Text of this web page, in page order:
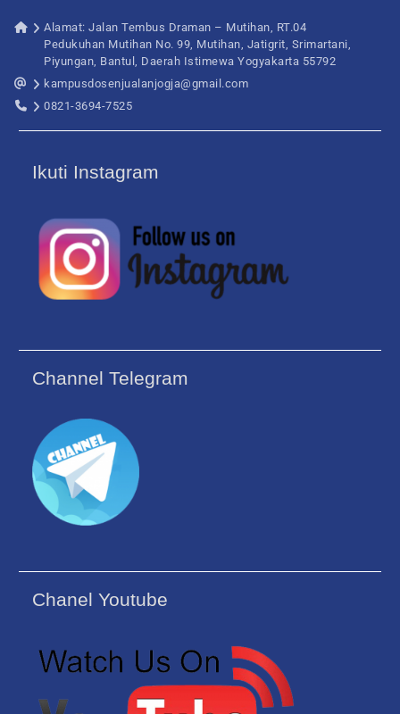
Alamat: Jalan Tembus Draman – Mutihan, RT.04
Pedukuhan Mutihan No. 99, Mutihan, Jatigrit, Srimartani,
Piyungan, Bantul, Daerah Istimewa Yogyakarta 55792
kampusdosenjualanjogja@gmail.com
0821-3694-7525
Ikuti Instagram
Channel Telegram
Chanel Youtube